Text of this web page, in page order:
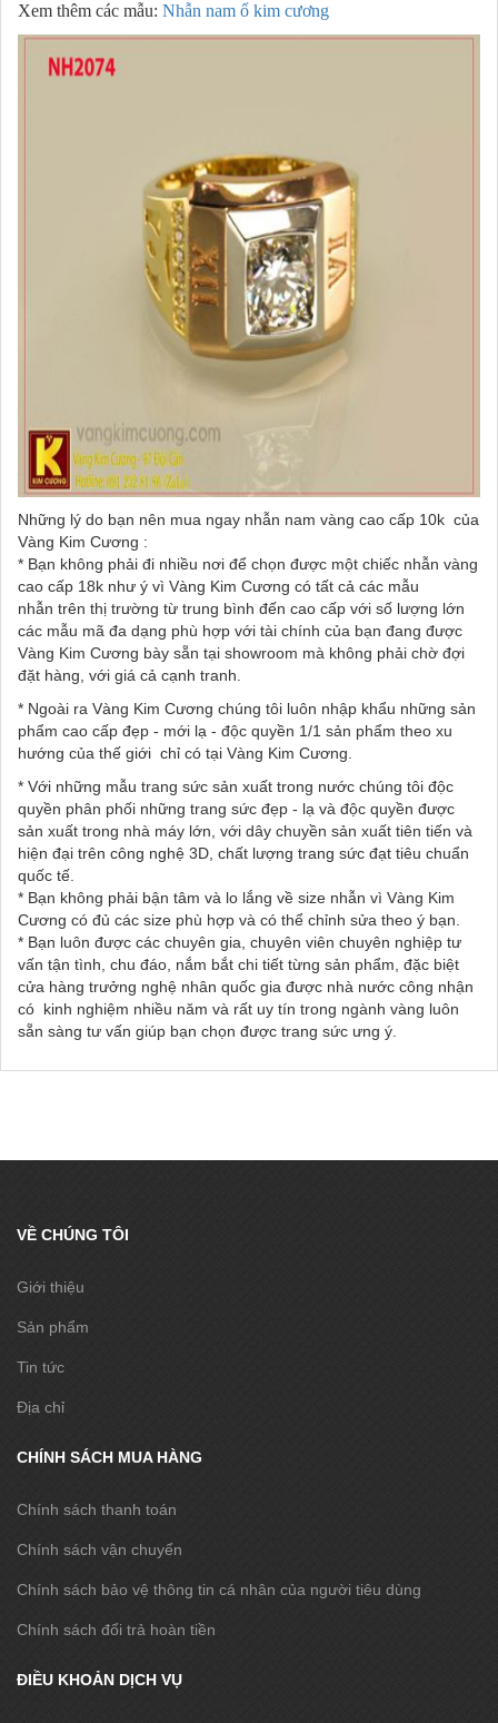
Xem thêm các mẫu: Nhẫn nam ổ kim cương
Những lý do bạn nên mua ngay nhẫn nam vàng cao cấp 10k của
Vàng Kim Cương :
* Bạn không phải đi nhiều nơi để chọn được một chiếc nhẫn vàng
cao cấp 18k như ý vì Vàng Kim Cương có tất cả các mẫu
nhẫn trên thị trường từ trung bình đến cao cấp với số lượng lớn
các mẫu mã đa dạng phù hợp với tài chính của bạn đang được
Vàng Kim Cương bày sẵn tại showroom mà không phải chờ đợi
đặt hàng, với giá cả cạnh tranh.
* Ngoài ra Vàng Kim Cương chúng tôi luôn nhập khẩu những sản
phẩm cao cấp đẹp - mới lạ - độc quyền 1/1 sản phẩm theo xu
hướng của thế giới chỉ có tại Vàng Kim Cương.
* Với những mẫu trang sức sản xuất trong nước chúng tôi độc
quyền phân phối những trang sức đẹp - lạ và độc quyền được
sản xuất trong nhà máy lớn, với dây chuyền sản xuất tiên tiến và
hiện đại trên công nghệ 3D, chất lượng trang sức đạt tiêu chuẩn
quốc tế.
* Bạn không phải bận tâm và lo lắng về size nhẫn vì Vàng Kim
Cương có đủ các size phù hợp và có thể chỉnh sửa theo ý bạn.
* Bạn luôn được các chuyên gia, chuyên viên chuyên nghiệp tư
vấn tận tình, chu đáo, nắm bắt chi tiết từng sản phẩm, đặc biệt
cửa hàng trưởng nghệ nhân quốc gia được nhà nước công nhận
có kinh nghiệm nhiều năm và rất uy tín trong ngành vàng luôn
sẵn sàng tư vấn giúp bạn chọn được trang sức ưng ý.
VỀ CHÚNG TÔI
Giới thiệu
Sản phẩm
Tin tức
Địa chỉ
CHÍNH SÁCH MUA HÀNG
Chính sách thanh toán
Chính sách vận chuyển
Chính sách bảo vệ thông tin cá nhân của người tiêu dùng
Chính sách đổi trả hoàn tiền
ĐIỀU KHOẢN DỊCH VỤ